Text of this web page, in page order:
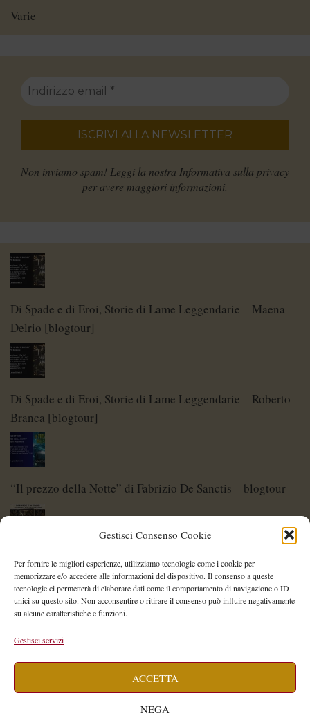
Gestisci Consenso Cookie
Per fornire le migliori esperienze, utilizziamo tecnologie come i cookie per
memorizzare e/o accedere alle informazioni del dispositivo. Il consenso a queste
tecnologie ci permetterà di elaborare dati come il comportamento di navigazione o ID
unici su questo sito. Non acconsentire o ritirare il consenso può influire negativamente
su alcune caratteristiche e funzioni.
Gestisci servizi
ACCETTA
NEGA
Varie
Non inviamo spam! Leggi la nostra Informativa sulla privacy
per avere maggiori informazioni.
Di Spade e di Eroi, Storie di Lame Leggendarie – Maena
Delrio [blogtour]
Di Spade e di Eroi, Storie di Lame Leggendarie – Roberto
Branca [blogtour]
“Il prezzo della Notte” di Fabrizio De Sanctis – blogtour
Di Spade e di Eroi – Storie di Lame Leggendarie